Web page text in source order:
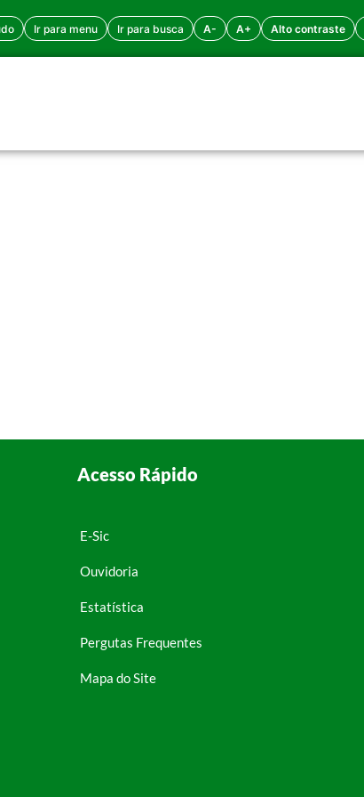
Ir para menu Ir para busca A- A+ Alto contraste
Acesso Rápido
E-Sic
Ouvidoria
Estatística
Pergutas Frequentes
Mapa do Site